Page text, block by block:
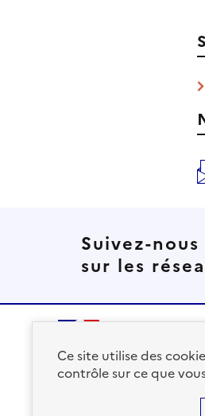
Suivez-nous
sur les
Ce site utilise des
contrôle sur ce que